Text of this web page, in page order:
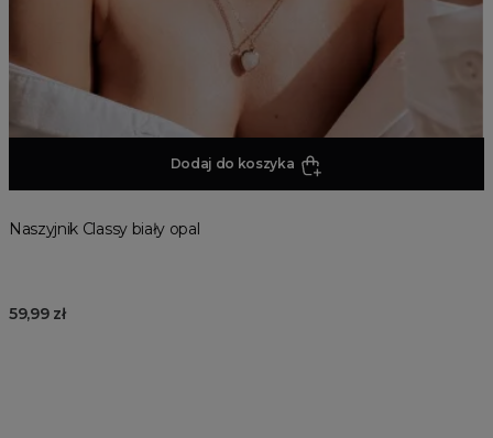
Dodaj do koszyka
Naszyjnik Classy biały opal
59,99 zł